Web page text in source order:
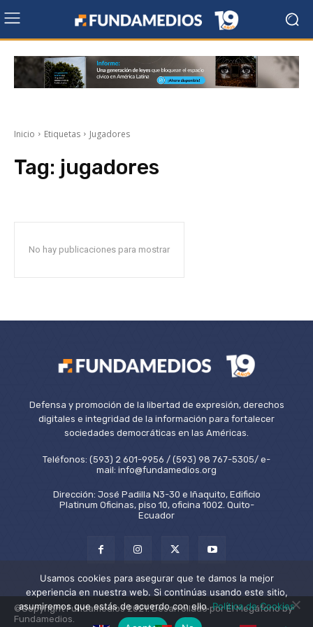
Inicio Etiquetas Jugadores
Tag: jugadores
No hay publicaciones para mostrar
Defensa y promoción de la libertad de expresión, derechos
digitales e integridad de la información para fortalecer
sociedades democráticas en las Américas.
Teléfonos: (593) 2 601-9956 / (593) 98 767-5305/ e-
mail: info@fundamedios.org
Dirección: José Padilla N3-30 e Iñaquito, Edificio
Platinum Oficinas, piso 10, oficina 1002. Quito-
Ecuador
©Copyright Fundamedios 2021. Desarrollado por El Megáfono by
Fundamedios.
Usamos cookies para asegurar que te damos la mejor
experiencia en nuestra web. Si continúas usando este sitio,
asumiremos que estás de acuerdo con ello.Política de Cookies